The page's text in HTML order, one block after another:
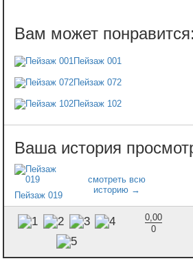
Пейзаж 001
Пейзаж 072
Пейзаж 102
Пейзаж 019
0,00
0